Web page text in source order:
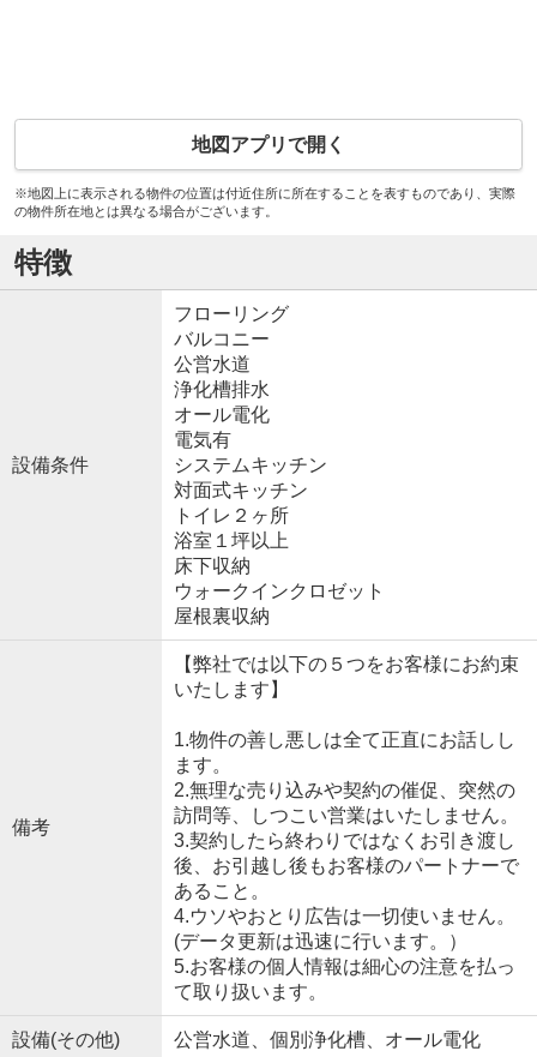
地図アプリで開く
※地図上に表示される物件の位置は付近住所に所在することを表すものであり、実際
の物件所在地とは異なる場合がございます。
特徴
設備条件
フローリング
バルコニー
公営水道
浄化槽排水
オール電化
電気有
システムキッチン
対面式キッチン
トイレ２ヶ所
浴室１坪以上
床下収納
ウォークインクロゼット
屋根裏収納
備考
【弊社では以下の５つをお客様にお約束
いたします】
1.物件の善し悪しは全て正直にお話しし
ます。
2.無理な売り込みや契約の催促、突然の
訪問等、しつこい営業はいたしません。
3.契約したら終わりではなくお引き渡し
後、お引越し後もお客様のパートナーで
あること。
4.ウソやおとり広告は一切使いません。
(データ更新は迅速に行います。）
5.お客様の個人情報は細心の注意を払っ
て取り扱います。
設備(その他) 公営水道、個別浄化槽、オール電化